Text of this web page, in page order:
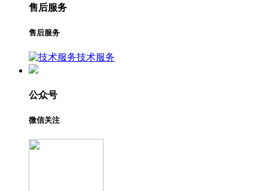
售后服务
售后服务
技术服务
公众号
微信关注